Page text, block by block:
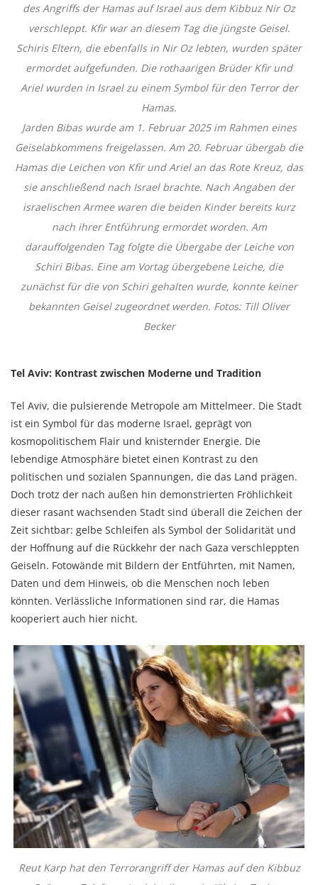
des Angriffs der Hamas auf Israel aus dem Kibbuz Nir Oz
verschleppt. Kfir war an diesem Tag die jüngste Geisel.
Schiris Eltern, die ebenfalls in Nir Oz lebten, wurden später
ermordet aufgefunden. Die rothaarigen Brüder Kfir und
Ariel wurden in Israel zu einem Symbol für den Terror der
Hamas.
Jarden Bibas wurde am 1. Februar 2025 im Rahmen eines
Geiselabkommens freigelassen. Am 20. Februar übergab die
Hamas die Leichen von Kfir und Ariel an das Rote Kreuz, das
sie anschließend nach Israel brachte. Nach Angaben der
israelischen Armee waren die beiden Kinder bereits kurz
nach ihrer Entführung ermordet worden. Am
darauffolgenden Tag folgte die Übergabe der Leiche von
Schiri Bibas. Eine am Vortag übergebene Leiche, die
zunächst für die von Schiri gehalten wurde, konnte keiner
bekannten Geisel zugeordnet werden. Fotos: Till Oliver
Becker
Tel Aviv: Kontrast zwischen Moderne und Tradition
Tel Aviv, die pulsierende Metropole am Mittelmeer. Die Stadt
ist ein Symbol für das moderne Israel, geprägt von
kosmopolitischem Flair und knisternder Energie. Die
lebendige Atmosphäre bietet einen Kontrast zu den
politischen und sozialen Spannungen, die das Land prägen.
Doch trotz der nach außen hin demonstrierten Fröhlichkeit
dieser rasant wachsenden Stadt sind überall die Zeichen der
Zeit sichtbar: gelbe Schleifen als Symbol der Solidarität und
der Hoffnung auf die Rückkehr der nach Gaza verschleppten
Geiseln. Fotowände mit Bildern der Entführten, mit Namen,
Daten und dem Hinweis, ob die Menschen noch leben
könnten. Verlässliche Informationen sind rar, die Hamas
kooperiert auch hier nicht.
Reut Karp hat den Terrorangriff der Hamas auf den Kibbuz